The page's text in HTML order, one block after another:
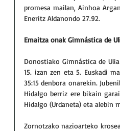
promesa mailan, Ainhoa
Eneritz Aldanondo 27.92.
Emaitza onak Gimnástica de
Donostiako Gimnástica de
15. izan zen eta 5. Euskadi
35:15 denbora onarekin.
Hidalgo berriz ere bikain
Hidalgo (Urdaneta) eta alebin
Zornotzako nazioarteko